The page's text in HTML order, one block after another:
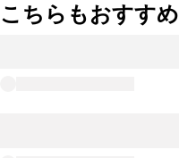
こちらもおすすめ